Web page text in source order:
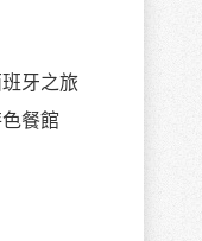
牙之旅
餐館